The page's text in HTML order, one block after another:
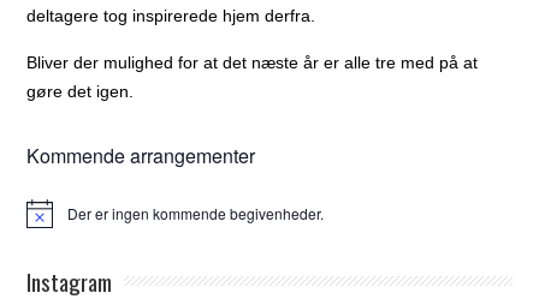
deltagere tog inspirerede hjem derfra.
Bliver der mulighed for at det næste år er alle tre med på at
gøre det igen.
Kommende arrangementer
Notice Der er ingen kommende begivenheder.
Instagram